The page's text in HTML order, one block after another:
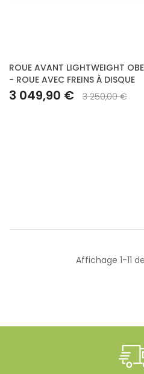
ROUE AVANT LIGHTWEIGHT
- ROUE AVEC FREINS À DISQUE
3 049,90 € 3 250,00 €
Affichage 1-11